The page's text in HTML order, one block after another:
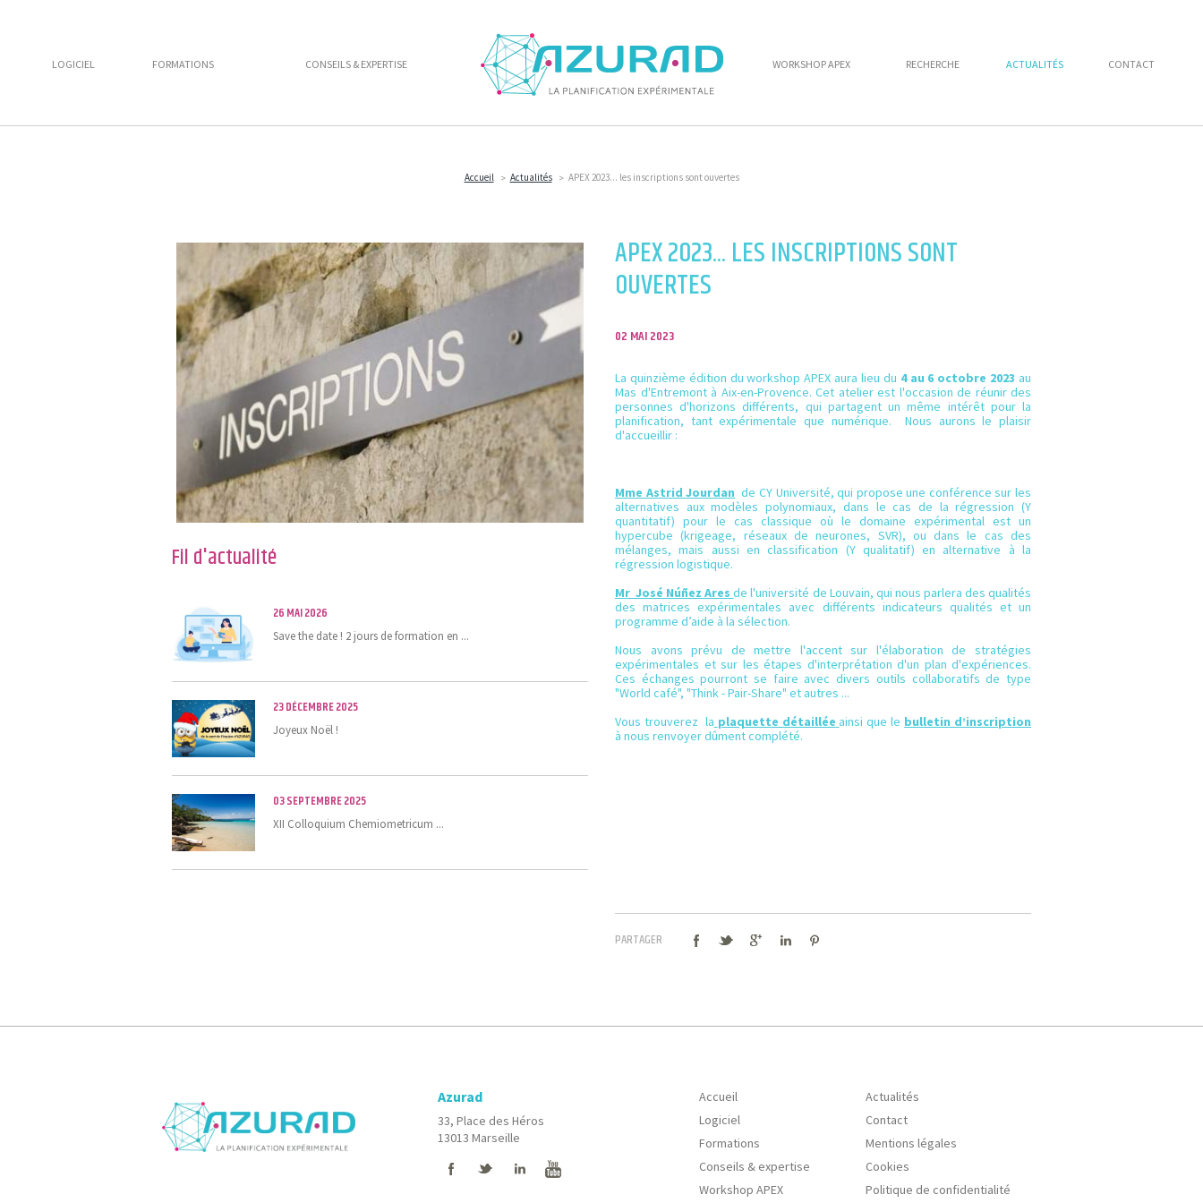
LOGICIEL FORMATIONS CONSEILS & EXPERTISE WORKSHOP APEX RECHERCHE ACTUALITÉS CONTACT
Accueil Actualités APEX 2023... les inscriptions sont ouvertes
APEX 2023... LES INSCRIPTIONS SONT
OUVERTES
02 MAI 2023
La quinzième édition du workshop APEX aura lieu du 4 au 6 octobre 2023 au
Mas d'Entremont à Aix-en-Provence. Cet atelier est l'occasion de réunir des
personnes d'horizons différents, qui partagent un même intérêt pour la
planification, tant expérimentale que numérique. Nous aurons le plaisir
d'accueillir :
Mme Astrid Jourdan de CY Université, qui propose une conférence sur les
alternatives aux modèles polynomiaux, dans le cas de la régression (Y
quantitatif) pour le cas classique où le domaine expérimental est un
hypercube (krigeage, réseaux de neurones, SVR), ou dans le cas des
mélanges, mais aussi en classification (Y qualitatif) en alternative à la
régression logistique.
Mr José Núñez Aresde l'université de Louvain, qui nous parlera des qualités
des matrices expérimentales avec différents indicateurs qualités et un
programme d’aide à la sélection.
Nous avons prévu de mettre l'accent sur l'élaboration de stratégies
expérimentales et sur les étapes d'interprétation d'un plan d'expériences.
Ces échanges pourront se faire avec divers outils collaboratifs de type
"World café", "Think - Pair-Share" et autres ...
Vous trouverez la plaquette détaillée ainsi que le bulletin d’inscription
à nous renvoyer dûment complété.
PARTAGER
Fil d'actualité
26 MAI 2026
Save the date ! 2 jours de formation en ...
23 DÉCEMBRE 2025
Joyeux Noël !
03 SEPTEMBRE 2025
XII Colloquium Chemiometricum ...
Azurad
33, Place des Héros
13013 Marseille
Accueil
Logiciel
Formations
Conseils & expertise
Workshop APEX
Actualités
Contact
Mentions légales
Cookies
Politique de confidentialité